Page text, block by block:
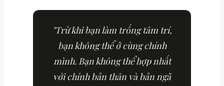
"Trừ khi bạn làm trống tâm trí,
bạn không thể ở cùng chính
mình. Bạn không thể hợp nhất
với chính bản thân và bản ngã